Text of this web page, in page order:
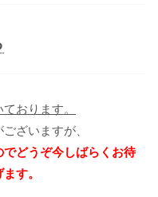
おります。
ざいますが、
どうぞ今しばらくお待
す。